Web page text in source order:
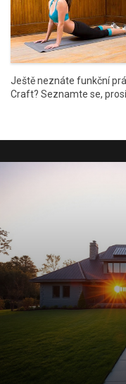
Ještě neznáte funkční
Craft? Seznamte se,